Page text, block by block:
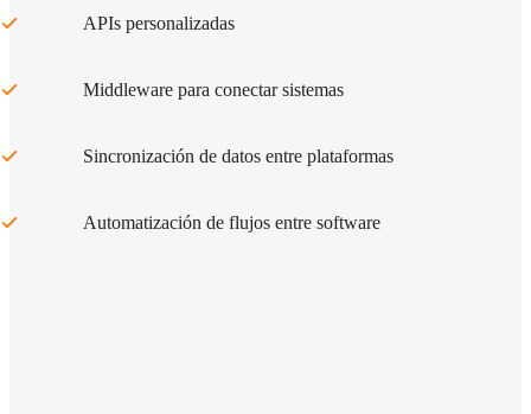
APIs personalizadas
Middleware para conectar sistemas
Sincronización de datos entre plataformas
Automatización de flujos entre software